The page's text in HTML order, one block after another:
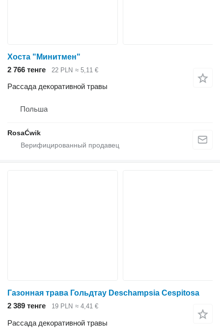
Хоста "Минитмен"
2 766 тенге
22 PLN ≈ 5,11 €
Рассада декоративной травы
Польша
RosaĆwik
Газонная трава Гольдтау Deschampsia Cespitosa
2 389 тенге
19 PLN ≈ 4,41 €
Рассада декоративной травы